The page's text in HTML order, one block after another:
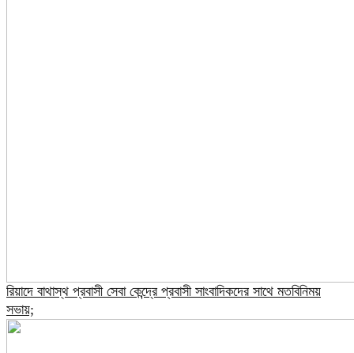
রিয়াদে বাথাস্থ প্রবাসী সেবা কেন্দ্রে প্রবাসী সাংবাদিকদের সাথে মতবিনিময়
সভায়;